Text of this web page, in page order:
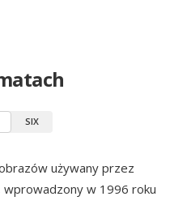
SIX
używany przez
wprowadzony w 1996 roku